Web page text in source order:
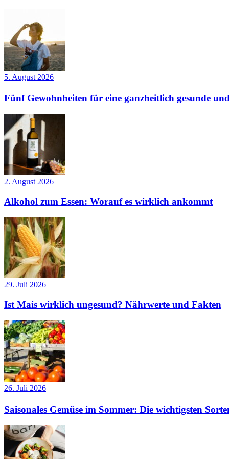
5. August 2026
Fünf Gewohnheiten für eine ganzheitlich gesunde
2. August 2026
Alkohol zum Essen: Worauf es wirklich ankommt
29. Juli 2026
Ist Mais wirklich ungesund? Nährwerte und Fakten
26. Juli 2026
Saisonales Gemüse im Sommer: Die wichtigsten